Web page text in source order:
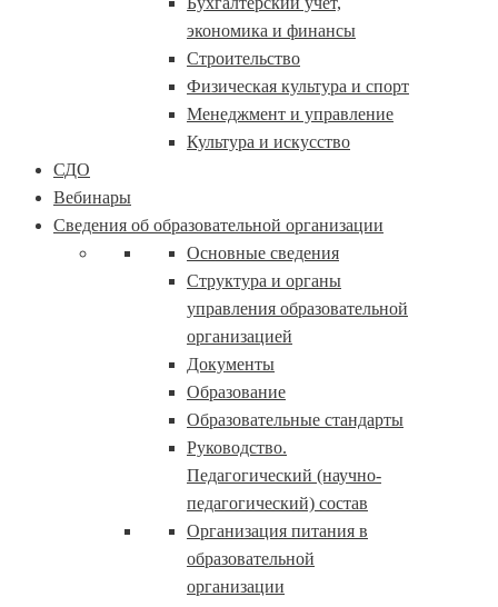
экономика и финансы
Строительство
Физическая культура и спорт
Менеджмент и управление
Культура и искусство
СДО
Вебинары
Сведения об образовательной организации
Основные сведения
Структура и органы
управления образовательной
организацией
Документы
Образование
Образовательные стандарты
Руководство.
Педагогический (научно-
педагогический) состав
Организация питания в
образовательной
организации